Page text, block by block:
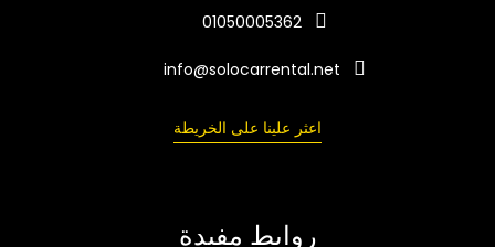
01050005362
info@solocarrental.net
اعثر علينا على الخريطة
روابط مفيدة